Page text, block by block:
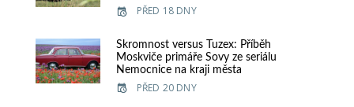
PŘED 18 DNY
Skromnost versus Tuzex: Příběh
Moskviče primáře Sovy ze seriálu
Nemocnice na kraji města
PŘED 20 DNY